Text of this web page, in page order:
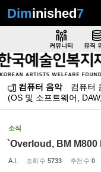
Diminished7
커뮤니티 뮤직
컴퓨터 음악
컴퓨터
(OS 및 소프트웨어,
소식
`Overloud, BM
A.I. 조회 수 5733 추천 수 0